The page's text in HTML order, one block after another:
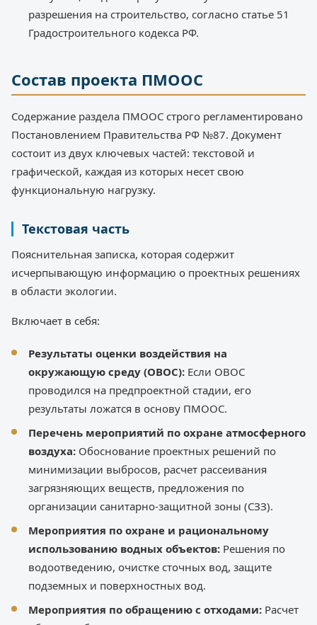
разрешения на строительство, согласно статье 51
Градостроительного кодекса РФ.
Состав проекта ПМООС
Содержание раздела ПМООС строго регламентировано
Постановлением Правительства РФ №87. Документ
состоит из двух ключевых частей: текстовой и
графической, каждая из которых несет свою
функциональную нагрузку.
Текстовая часть
Пояснительная записка, которая содержит
исчерпывающую информацию о проектных решениях
в области экологии.
Включает в себя:
Результаты оценки воздействия на
окружающую среду (ОВОС): Если ОВОС
проводился на предпроектной стадии, его
результаты ложатся в основу ПМООС.
Перечень мероприятий по охране атмосферного
воздуха: Обоснование проектных решений по
минимизации выбросов, расчет рассеивания
загрязняющих веществ, предложения по
организации санитарно-защитной зоны (СЗЗ).
Мероприятия по охране и рациональному
использованию водных объектов: Решения по
водоотведению, очистке сточных вод, защите
подземных и поверхностных вод.
Мероприятия по обращению с отходами: Расчет